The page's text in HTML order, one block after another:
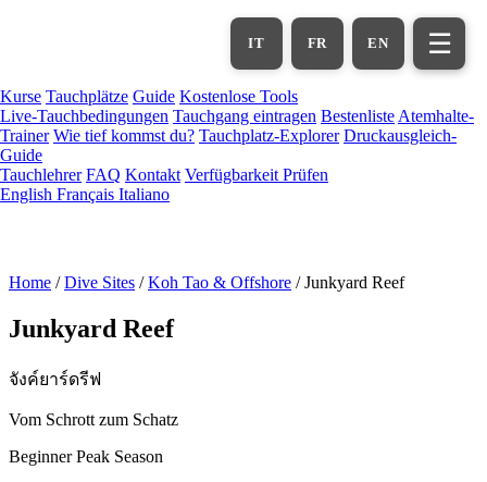
EN
FR
IT ☰
Kurse Tauchplätze Guide Kostenlose Tools
Live-Tauchbedingungen Tauchgang eintragen Bestenliste Atemhalte-
Trainer Wie tief kommst du? Tauchplatz-Explorer Druckausgleich-
Guide
Tauchlehrer FAQ Kontakt Verfügbarkeit Prüfen
English Français Italiano
Home / Dive Sites / Koh Tao & Offshore / Junkyard Reef
Junkyard Reef
จังค์ยาร์ดรีฟ
Vom Schrott zum Schatz
BeginnerPeak Season